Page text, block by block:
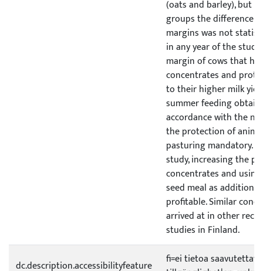
(oats and barley), but
groups the difference
margins was not
in any year of the
margin of cows that
concentrates and
to their higher milk
summer feeding
accordance with the
the protection of
pasturing mandatory.
study, increasing the
concentrates and
seed meal as
profitable. Similar
arrived at in other
studies in Finland.
dc.description.accessibilityfeature
fi=ei tietoa